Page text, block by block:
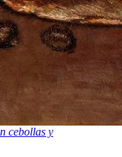
cebollas y